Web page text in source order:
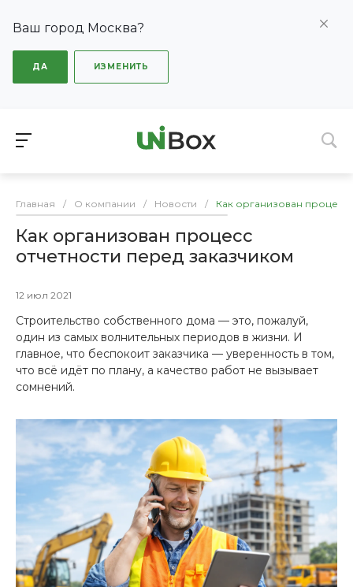
Ваш город Москва?
ДА ИЗМЕНИТЬ
Главная / О компании / Новости / Как организован процесс
Как организован процесс
отчетности перед заказчиком
12 июл 2021
Строительство собственного дома — это, пожалуй,
один из самых волнительных периодов в жизни. И
главное, что беспокоит заказчика — уверенность в том,
что всё идёт по плану, а качество работ не вызывает
сомнений.